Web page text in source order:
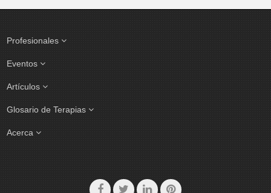
Profesionales
Eventos
Artículos
Glosario de Terapias
Acerca